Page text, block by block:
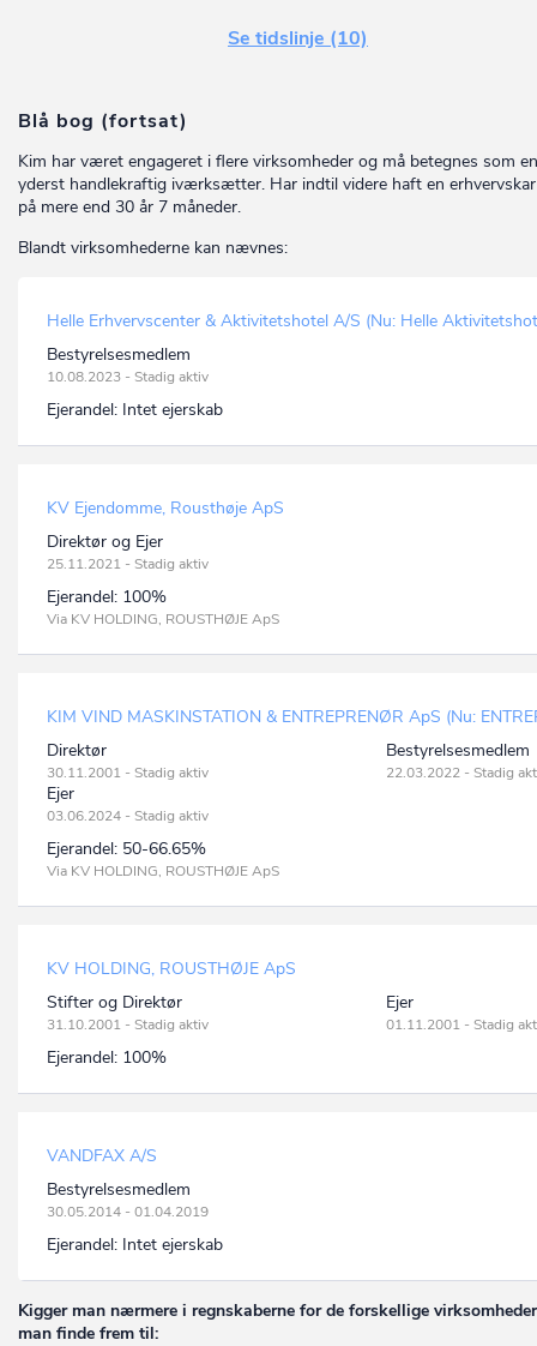
Se tidslinje (10)
Blå bog (fortsat)
Kim har været engageret i flere virksomheder og må betegnes som en
yderst handlekraftig iværksætter. Har indtil videre haft en
på mere end 30 år 7 måneder.
Blandt virksomhederne kan nævnes:
Helle Erhvervscenter & Aktivitetshotel A/S (Nu: Helle
Bestyrelsesmedlem
10.08.2023 - Stadig aktiv
Ejerandel: Intet ejerskab
KV Ejendomme, Rousthøje ApS
Direktør og Ejer
25.11.2021 - Stadig aktiv
Ejerandel: 100%
Via KV HOLDING, ROUSTHØJE ApS
KIM VIND MASKINSTATION & ENTREPRENØR ApS (Nu:
Direktør
30.11.2001 - Stadig aktiv
Bestyrelsesmedlem
22.03.2022 - Stadig
Ejer
03.06.2024 - Stadig aktiv
Ejerandel: 50-66.65%
Via KV HOLDING, ROUSTHØJE ApS
KV HOLDING, ROUSTHØJE ApS
Stifter og Direktør
31.10.2001 - Stadig aktiv
Ejer
01.11.2001 - Stadig
Ejerandel: 100%
VANDFAX A/S
Bestyrelsesmedlem
30.05.2014 - 01.04.2019
Ejerandel: Intet ejerskab
Kigger man nærmere i regnskaberne for de forskellige
man finde frem til: